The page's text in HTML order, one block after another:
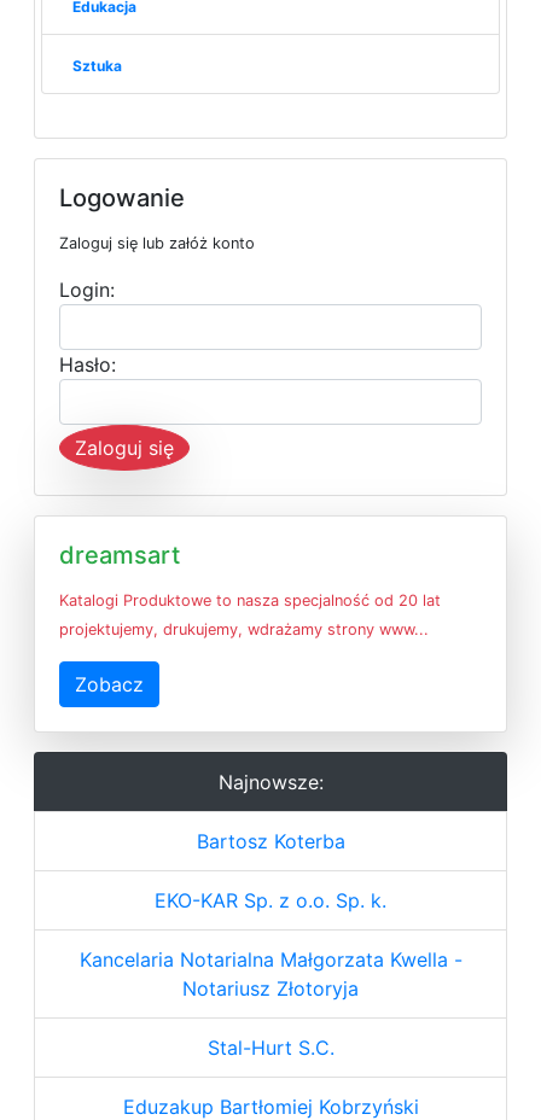
Edukacja
Sztuka
Logowanie
Zaloguj się lub załóż konto
Login:
Hasło:
Zaloguj się
dreamsart
Katalogi Produktowe to nasza specjalność od 20 lat
projektujemy, drukujemy, wdrażamy strony www...
Zobacz
Najnowsze:
Bartosz Koterba
EKO-KAR Sp. z o.o. Sp. k.
Kancelaria Notarialna Małgorzata Kwella -
Notariusz Złotoryja
Stal-Hurt S.C.
Eduzakup Bartłomiej Kobrzyński